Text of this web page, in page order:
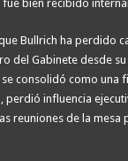
bien recibido
Bullrich ha perdido
del Gabinete desde
consolidó como una
perdió influencia
reuniones de la mesa